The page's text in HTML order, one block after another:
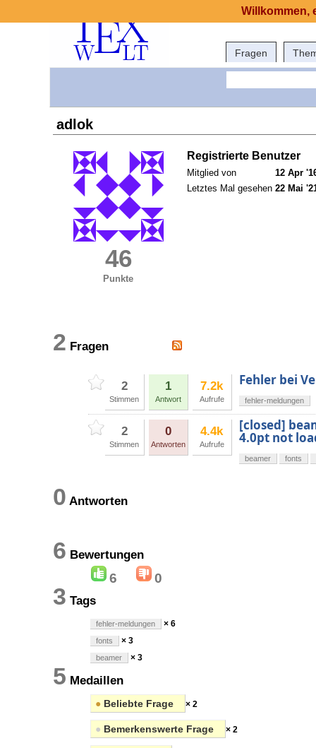
Fragen
adlok
46
Punkte
Registrierte Benutzer
Mitglied von
12 Apr
Letztes Mal gesehen 22 Mai
2 Fragen
2
Stimmen
1
Antwort
7.2k
Aufrufe
Fehler bei
fehler-meldungen
2
Stimmen
0
Antworten
4.4k
Aufrufe
[closed]
4.0pt not
beamer fonts
0 Antworten
6 Bewertungen
6 0
3 Tags
fehler-meldungen × 6
fonts × 3
beamer × 3
5 Medaillen
● Beliebte Frage × 2
● Bemerkenswerte Frage × 2
Willkommen,